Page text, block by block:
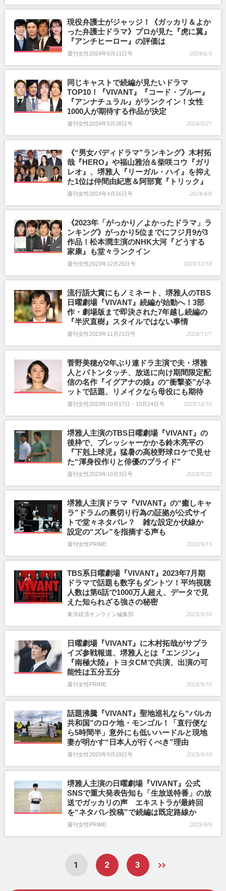
現役弁護士がジャッジ！《ガッカリ＆よか
った弁護士ドラマ》プロが見た『虎に翼』
『アンチヒーロー』の評価は
週刊女性2024年6月11日号 2024/6/3
同じキャストで続編が見たいドラマ
TOP10！『VIVANT』『コード・ブルー』
『アンナチュラル』がランクイン！女性
1000人が期待する作品が決定
週刊女性2024年5月28日号 2024/5/21
《“男女バディドラマ”ランキング》木村拓
哉『HERO』や福山雅治＆柴咲コウ『ガリ
レオ』、堺雅人『リーガル・ハイ』を抑え
た1位は仲間由紀恵＆阿部寛『トリック』
週刊女性2024年4月16日号 2024/4/8
《2023年「がっかり／よかったドラマ」ラ
ンキング》がっかり5位までにフジ月9が3
作品！松本潤主演のNHK大河『どうする
家康』も堂々ランクイン
週刊女性2023年12月26日号 2023/12/18
流行語大賞にもノミネート、堺雅人のTBS
日曜劇場『VIVANT』続編が始動へ！3部
作・劇場版まで即決された7年越し続編の
『半沢直樹』スタイルではない事情
週刊女性2023年11月21日号 2023/11/7
菅野美穂が2年ぶり連ドラ主演で夫・堺雅
人とバトンタッチ、放送に向け期間限定配
信の名作『イグアナの娘』の“衝撃姿”がネ
ットで話題、リメイクなら母役にも期待
週刊女性2023年10月17日・10月24日号 2023/10/10
堺雅人主演のTBS日曜劇場『VIVANT』の
後枠で、プレッシャーかかる鈴木亮平の
『下剋上球児』猛暑の高校野球ロケで見せ
た“渾身役作りと俳優のプライド”
週刊女性2023年10月3日号 2023/9/22
堺雅人主演ドラマ『VIVANT』の“癒しキャ
ラ”ドラムの裏切り行為の証拠が公式サイ
トで堂々ネタバレ？ 雑な設定か伏線か
設定の“ズレ”を指摘する声も
週刊女性PRIME 2023/9/15
TBS系日曜劇場『VIVANT』2023年7月期
ドラマで話題も数字もダントツ！平均視聴
人数は第6話で1000万人超え、データで見
えた知られざる強さの秘密
東洋経済オンライン編集部 2023/9/10
日曜劇場『VIVANT』に木村拓哉がサプラ
イズ参戦報道、堺雅人とは『エンジン』
『南極大陸』トヨタCMで共演、出演の可
能性は五分五分
週刊女性PRIME 2023/9/10
話題沸騰『VIVANT』聖地巡礼なら“バルカ
共和国”のロケ地・モンゴル！「直行便な
ら5時間半」意外にも低いハードルと現地
妻が明かす“日本人が行くべき”理由
週刊女性2023年9月19日号 2023/9/10
堺雅人主演の日曜劇場『VIVANT』公式
SNSで重大発表告知も「生放送特番」の放
送でガッカリの声 エキストラが最終回
を“ネタバレ投稿”で続編は既定路線か
週刊女性PRIME 2023/9/9
1 2 3